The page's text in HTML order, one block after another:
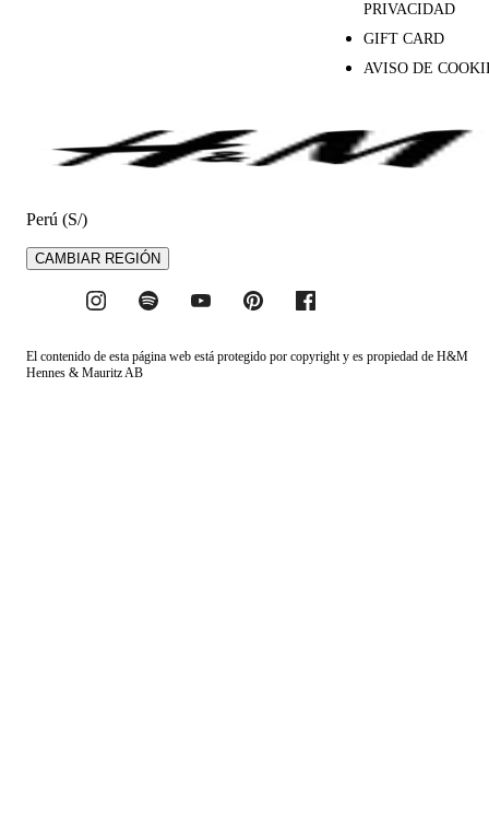
PRIVACIDAD
GIFT CARD
AVISO DE
Perú (S/)
CAMBIAR REGIÓN
El contenido de esta página web está protegido por copyright y es propiedad de H&M
Hennes & Mauritz AB